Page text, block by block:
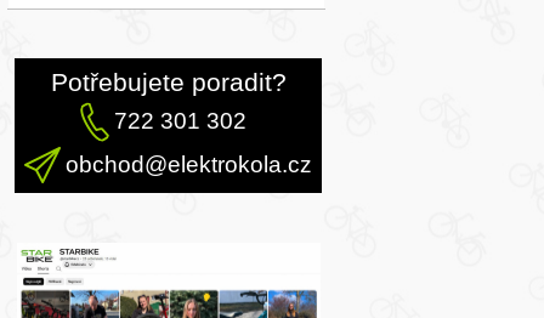
Potřebujete poradit?
722 301 302
obchod@elektrokola.cz